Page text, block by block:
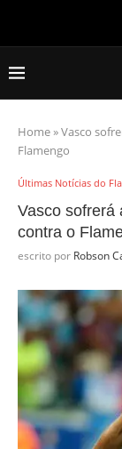
Home»Vasco
Flamengo
Últimas Notícias do
Vasco sofrerá
contra o
escrito por Robson